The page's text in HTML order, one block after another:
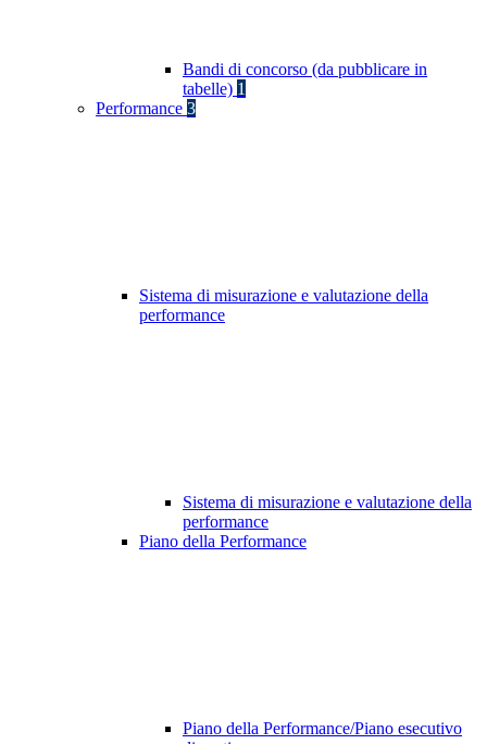
Bandi di concorso (da pubblicare in
tabelle) 1
Performance 3
Sistema di misurazione e valutazione della
performance
Sistema di misurazione e valutazione della
performance
Piano della Performance
Piano della Performance/Piano esecutivo